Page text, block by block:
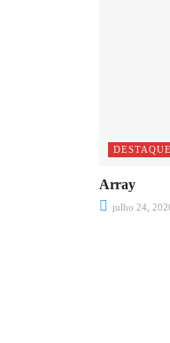
Array
julho 24,